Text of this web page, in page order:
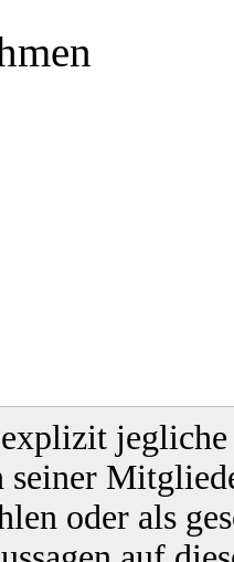
seiner
oder als